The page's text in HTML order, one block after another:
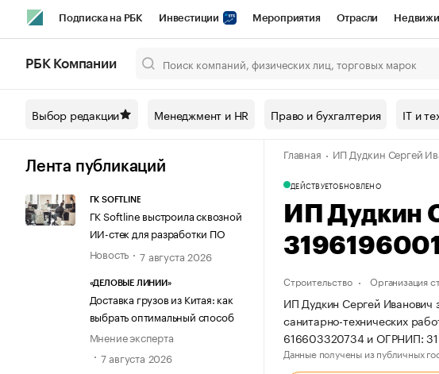
Подписка на РБК Инвестиции Мероприятия Отрасли
Спецпроекты СПб Конференции СПб Спецпроекты Проверка
Технологии и медиа Рынок наличной валюты
РБК Компании
Выбор редакции Менеджмент и HR Право и бухгалтерия IT и
Лента публикаций
ГК SOFTLINE
ГК Softline выстроила сквозной
ИИ-стек для разработки ПО
Новость
7 августа 2026
«ДЕЛОВЫЕ ЛИНИИ»
Доставка грузов из Китая: как
выбрать оптимальный способ
Мнение эксперта
7 августа 2026
Главная ИП Дудкин Сергей
ДЕЙСТВУЕТОБНОВЛЕНО
ИП Дудкин
Строительство Организация
ИП Дудкин Сергей Иванович
санитарно-технических
616603320734 и ОГРНИП:
Данные получены из публичных